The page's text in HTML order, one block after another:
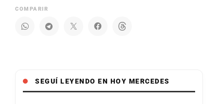
COMPARIR
SEGUÍ LEYENDO EN HOY MERCEDES